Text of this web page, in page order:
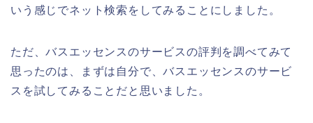
いう感じでネット検索をしてみることにしました。
ただ、バスエッセンスのサービスの評判を調べてみて
思ったのは、まずは自分で、バスエッセンスのサービ
スを試してみることだと思いました。